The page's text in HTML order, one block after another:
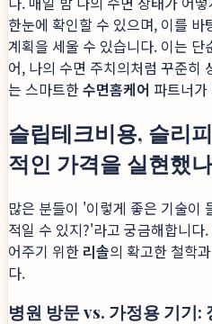
한눈에 확인할 수 있으며, 이를
계획을 세울 수 있습니다. 이는 단
어, 나의 수면 주치의처럼 꾸준히
는 스마트한수면홈케어 파트너
슬립테크비용, 슬리
적인 가격을 실현했
많은 분들이 '이렇게 좋은 기술이
적일 수 있지?'라고 궁금해합니다
어주기 위한 리솔의 확고한 철학
다.
병원 방문 vs. 가정용 기기: